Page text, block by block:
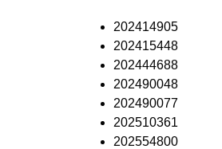
202414905
202415448
202444688
202490048
202490077
202510361
202554800